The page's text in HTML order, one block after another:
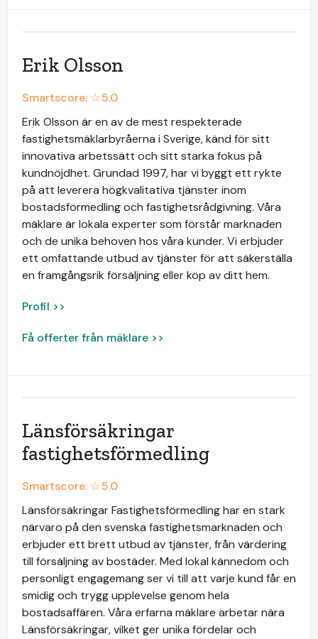
Erik Olsson
Smartscore: ☆5.0
Erik Olsson är en av de mest respekterade
fastighetsmäklarbyråerna i Sverige, känd för sitt
innovativa arbetssätt och sitt starka fokus på
kundnöjdhet. Grundad 1997, har vi byggt ett rykte
på att leverera högkvalitativa tjänster inom
bostadsförmedling och fastighetsrådgivning. Våra
mäklare är lokala experter som förstår marknaden
och de unika behoven hos våra kunder. Vi erbjuder
ett omfattande utbud av tjänster för att säkerställa
en framgångsrik försäljning eller köp av ditt hem.
Profil >>
Få offerter från mäklare >>
Länsförsäkringar
fastighetsförmedling
Smartscore: ☆5.0
Länsförsäkringar Fastighetsförmedling har en stark
närvaro på den svenska fastighetsmarknaden och
erbjuder ett brett utbud av tjänster, från värdering
till försäljning av bostäder. Med lokal kännedom och
personligt engagemang ser vi till att varje kund får en
smidig och trygg upplevelse genom hela
bostadsaffären. Våra erfarna mäklare arbetar nära
Länsförsäkringar, vilket ger unika fördelar och